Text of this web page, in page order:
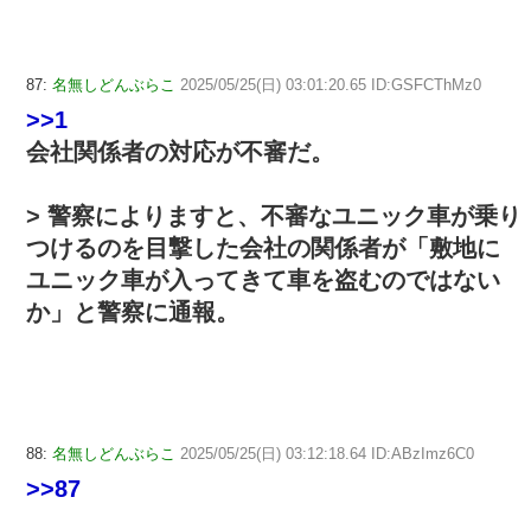
87: 名無しどんぶらこ 2025/05/25(日) 03:01:20.65 ID:GSFCThMz0
>>1
会社関係者の対応が不審だ。
> 警察によりますと、不審なユニック車が乗り
つけるのを目撃した会社の関係者が「敷地に
ユニック車が入ってきて車を盗むのではない
か」と警察に通報。
88: 名無しどんぶらこ 2025/05/25(日) 03:12:18.64 ID:ABzImz6C0
>>87